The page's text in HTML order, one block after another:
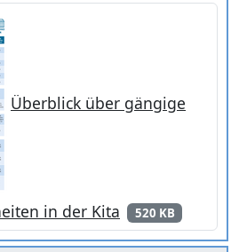
Überblick über gängige
in der Kita 520 KB